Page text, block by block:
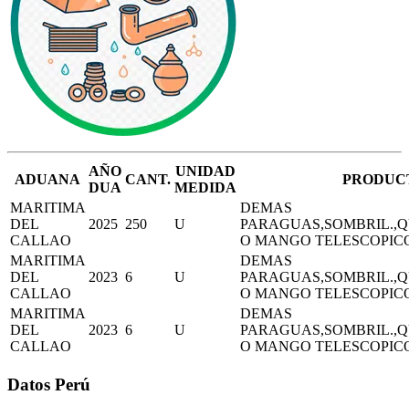
ADUANA
AÑO
DUA
CANT.
UNIDAD
MEDIDA
MARITIMA
DEL
CALLAO
2025 250 U
DEMAS
O MANGO
MARITIMA
DEL
CALLAO
2023 6 U
DEMAS
O MANGO
MARITIMA
DEL
CALLAO
2023 6 U
DEMAS
O MANGO
Datos Perú